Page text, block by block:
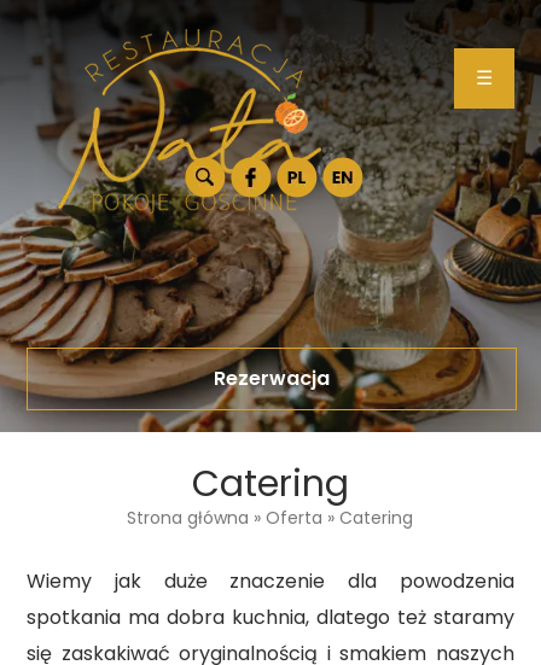
Rezerwacja
Catering
Strona główna »Oferta »Catering
Wiemy jak duże znaczenie dla powodzenia
spotkania ma dobra kuchnia, dlatego też staramy
się zaskakiwać oryginalnością i smakiem naszych
☰